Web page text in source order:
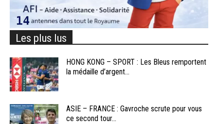
Les plus lus
HONG KONG – SPORT : Les Bleus remportent
la médaille d’argent...
ASIE – FRANCE : Gavroche scrute pour vous
ce second tour...